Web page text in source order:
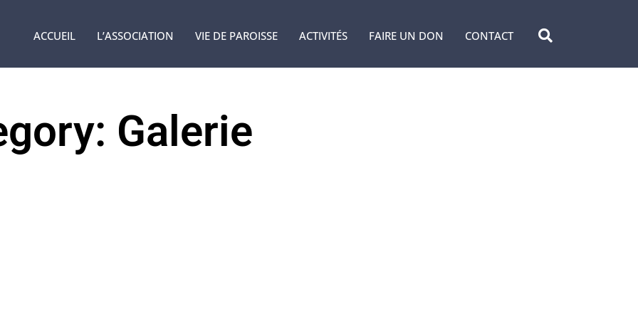
ACCUEIL L’ASSOCIATION VIE DE PAROISSE ACTIVITÉS FAIRE UN DON CONTACT
Galerie